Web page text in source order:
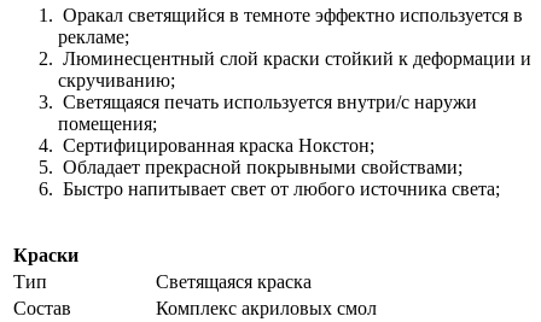
Оракал светящийся в темноте эффектно используется в
рекламе;
Люминесцентный слой краски стойкий к деформации и
скручиванию;
Светящаяся печать используется внутри/с наружи
помещения;
Сертифицированная краска Нокстон;
Обладает прекрасной покрывными свойствами;
Быстро напитывает свет от любого источника света;
Краски
Тип
Светящаяся краска
Состав
Комплекс акриловых смол